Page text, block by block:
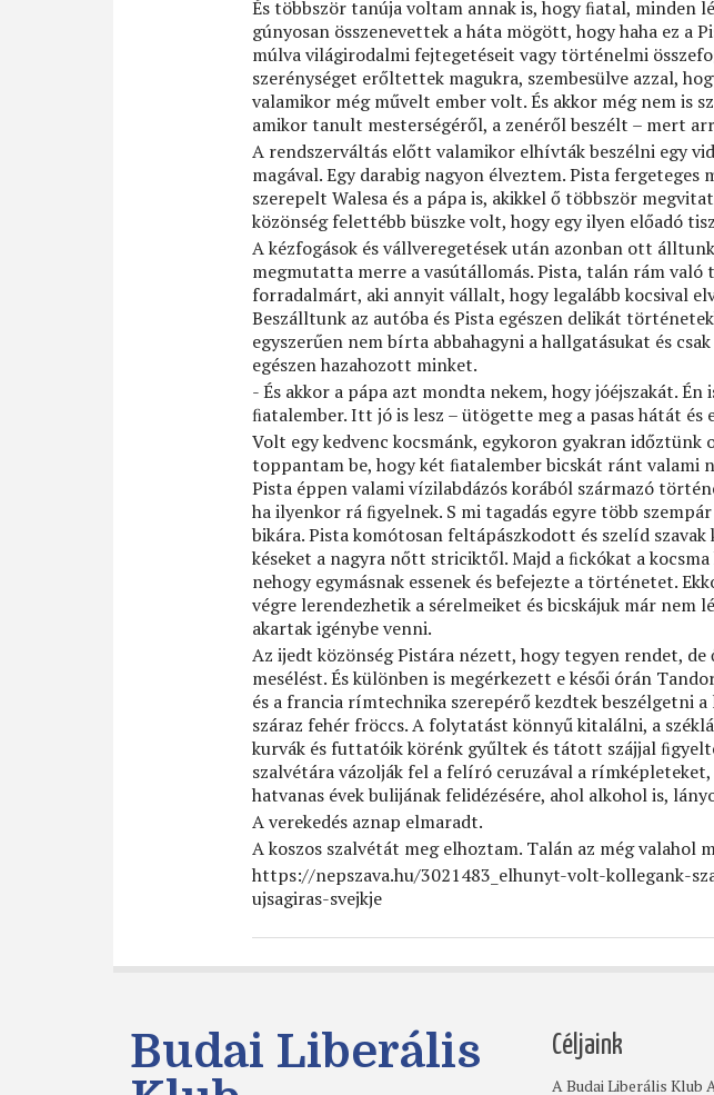
És többször tanúja voltam annak is, hogy ﬁatal, minden
gúnyosan összenevettek a háta mögött, hogy haha ez a
múlva világirodalmi fejtegetéseit vagy történelmi
szerénységet erőltettek magukra, szembesülve azzal,
valamikor még művelt ember volt. És akkor még nem is
amikor tanult mesterségéről, a zenéről beszélt – mert
A rendszerváltás előtt valamikor elhívták beszélni egy
magával. Egy darabig nagyon élveztem. Pista
szerepelt Walesa és a pápa is, akikkel ő többször
közönség felettébb büszke volt, hogy egy ilyen előadó
A kézfogások és vállveregetések után azonban ott
megmutatta merre a vasútállomás. Pista, talán rám
forradalmárt, aki annyit vállalt, hogy legalább kocsival
Beszálltunk az autóba és Pista egészen delikát
egyszerűen nem bírta abbahagyni a hallgatásukat és
egészen hazahozott minket.
- És akkor a pápa azt mondta nekem, hogy jóéjszakát. Én
ﬁatalember. Itt jó is lesz – ütögette meg a pasas hátát
Volt egy kedvenc kocsmánk, egykoron gyakran időztünk
toppantam be, hogy két ﬁatalember bicskát ránt valami
Pista éppen valami vízilabdázós korából származó
ha ilyenkor rá ﬁgyelnek. S mi tagadás egyre több
bikára. Pista komótosan feltápászkodott és szelíd
késeket a nagyra nőtt striciktől. Majd a ﬁckókat a
nehogy egymásnak essenek és befejezte a történetet.
végre lerendezhetik a sérelmeiket és bicskájuk már nem
akartak igénybe venni.
Az ijedt közönség Pistára nézett, hogy tegyen rendet,
mesélést. És különben is megérkezett e késői órán
és a francia rímtechnika szerepérő kezdtek beszélgetni
száraz fehér fröccs. A folytatást könnyű kitalálni, a
kurvák és futtatóik körénk gyűltek és tátott szájjal
szalvétára vázolják fel a felíró ceruzával a
hatvanas évek bulijának felidézésére, ahol alkohol is,
A verekedés aznap elmaradt.
A koszos szalvétát meg elhoztam. Talán az még valahol
https://nepszava.hu/3021483_elhunyt-volt-kollegank-
ujsagiras-svejkje
Budai Liberális
Céljaink
A Budai Liberális Klub